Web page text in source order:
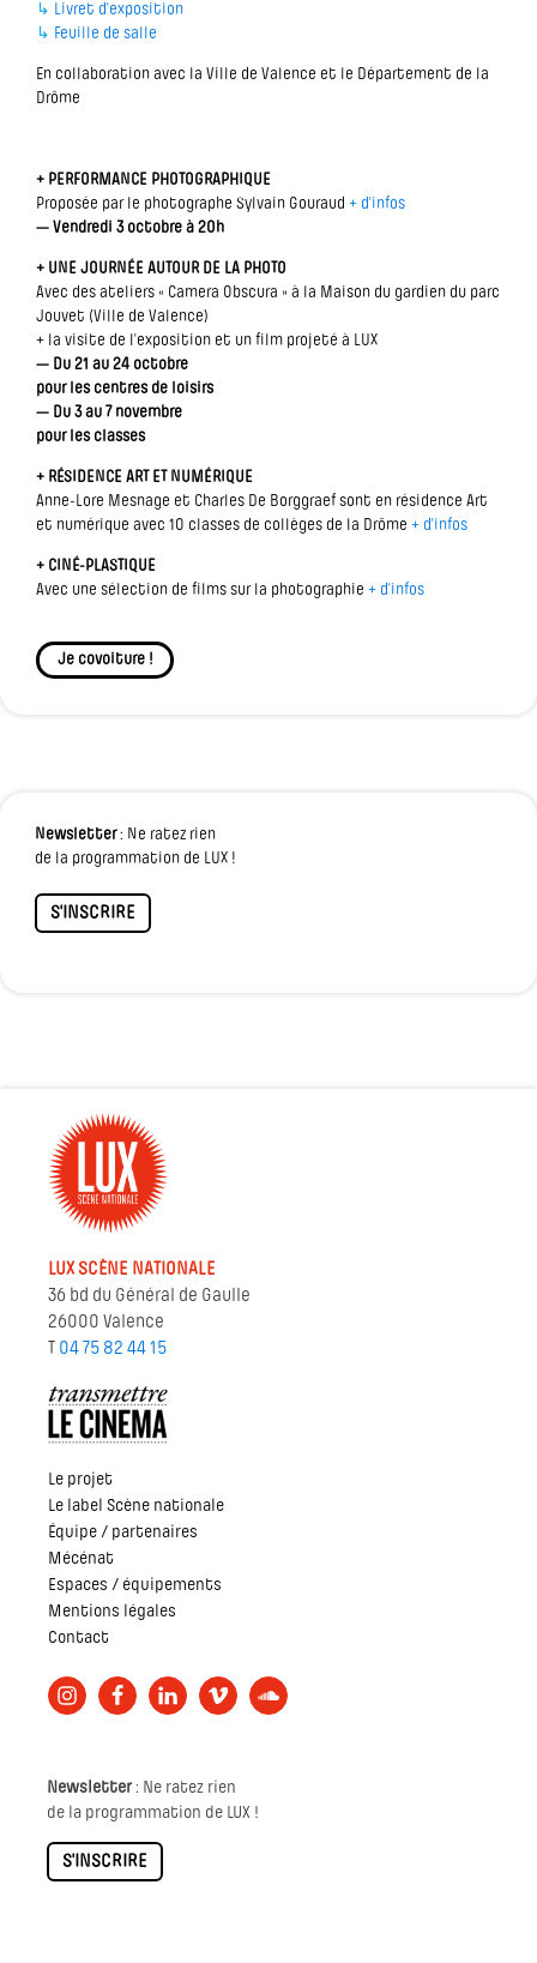
↳ Livret d'exposition
↳ Feuille de salle
En collaboration avec la Ville de Valence et le Département de la
Drôme
+ PERFORMANCE PHOTOGRAPHIQUE
Proposée par le photographe Sylvain Gouraud + d'infos
— Vendredi 3 octobre à 20h
+ UNE JOURNÉE AUTOUR DE LA PHOTO
Avec des ateliers « Camera Obscura » à la Maison du gardien du parc
Jouvet (Ville de Valence)
+ la visite de l’exposition et un film projeté à LUX
— Du 21 au 24 octobre
pour les centres de loisirs
— Du 3 au 7 novembre
pour les classes
+ RÉSIDENCE ART ET NUMÉRIQUE
Anne-Lore Mesnage et Charles De Borggraef sont en résidence Art
et numérique avec 10 classes de collèges de la Drôme + d'infos
+ CINÉ-PLASTIQUE
Avec une sélection de films sur la photographie + d'infos
Je covoiture !
Newsletter: Ne ratez rien
de la programmation de LUX !
S'INSCRIRE
LUX SCÈNE NATIONALE
36 bd du Général de Gaulle
26000 Valence
T 04 75 82 44 15
Le projet
Le label Scène nationale
Équipe / partenaires
Mécénat
Espaces / équipements
Mentions légales
Contact
Newsletter: Ne ratez rien
de la programmation de LUX !
S'INSCRIRE